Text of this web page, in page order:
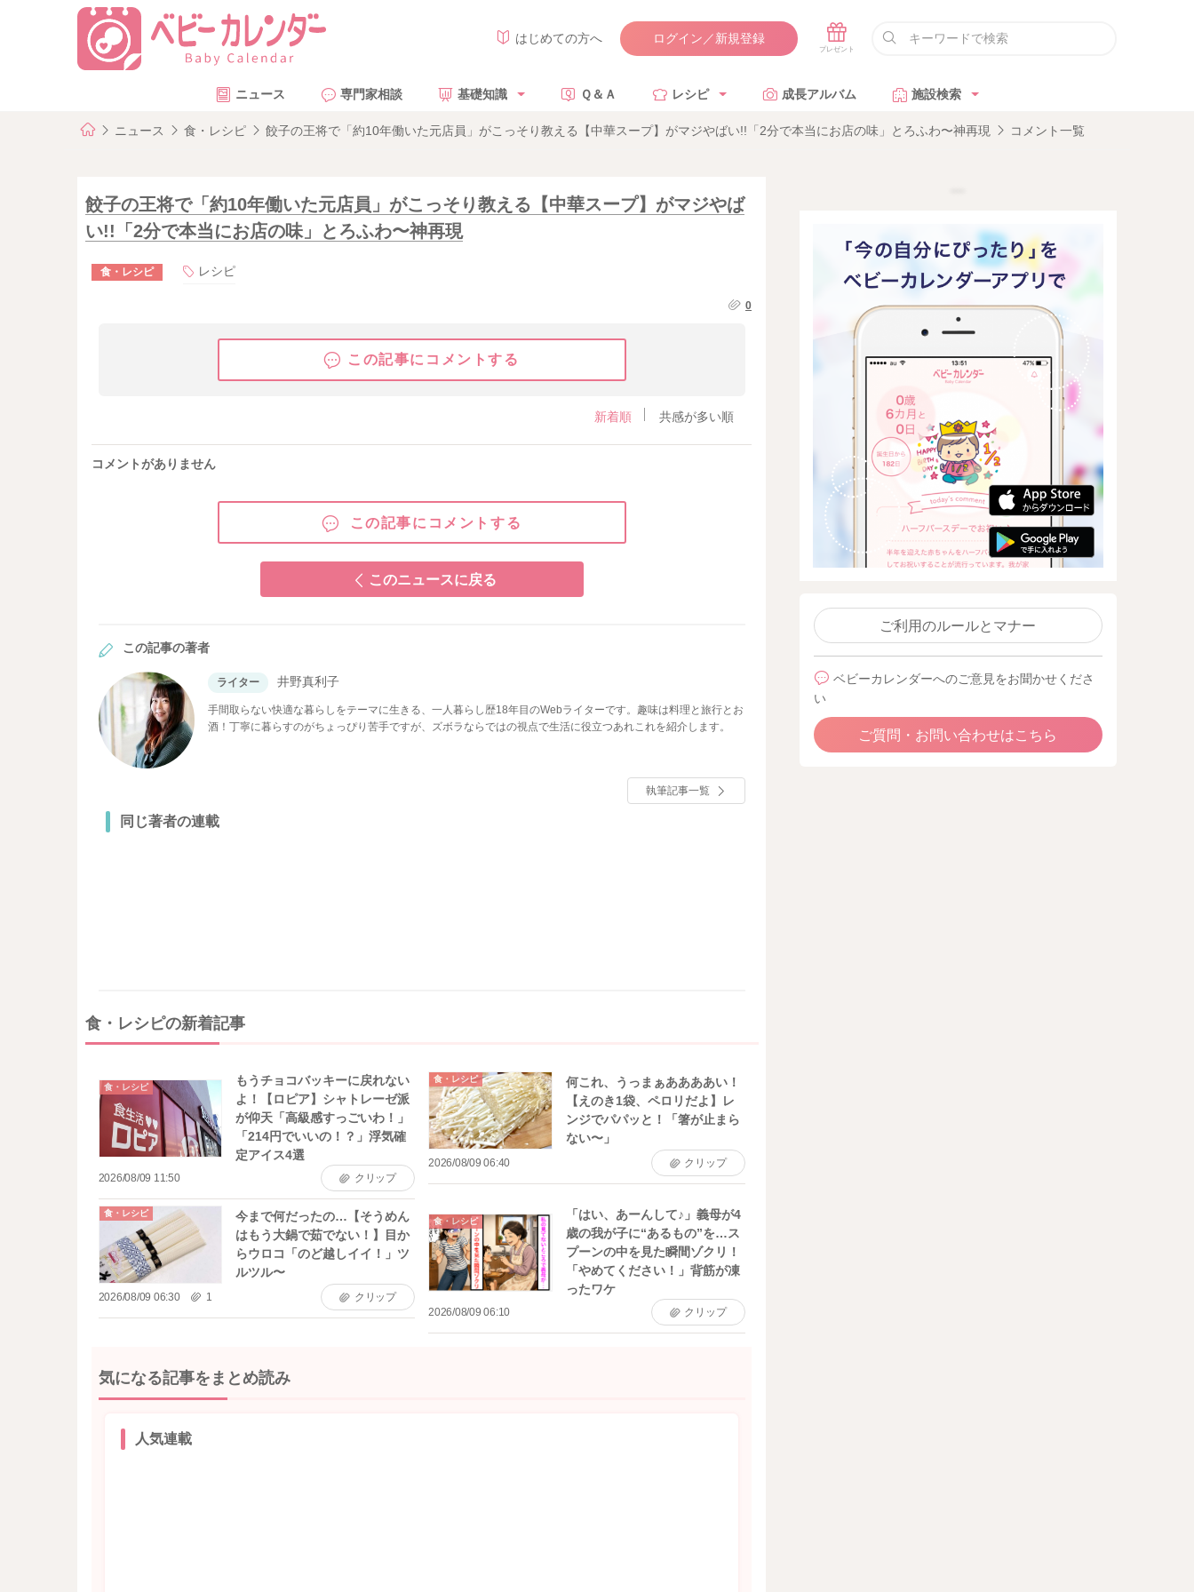
はじめての方へ ログイン／新規登録
ニュース 専門家相談 基礎知識 Ｑ＆Ａ レシピ 成長アルバム 施設検索
ニュース 食・レシピ 餃子の王将で「約10年働いた元店員」がこっそり教える【中華スープ】がマジやばい!!「2分で本当にお店の味」とろふわ〜神再現 コメント一覧
餃子の王将で「約10年働いた元店員」がこっそり教える【中華スープ】がマジやば
い!!「2分で本当にお店の味」とろふわ〜神再現
食・レシピ レシピ
0
この記事にコメントする
新着順 共感が多い順
コメントがありません
この記事にコメントする
このニュースに戻る
この記事の著者
ライター 井野真利子
手間取らない快適な暮らしをテーマに生きる、一人暮らし歴18年目のWebライターです。趣味は料理と旅行とお
酒！丁寧に暮らすのがちょっぴり苦手ですが、ズボラならではの視点で生活に役立つあれこれを紹介します。
執筆記事一覧
同じ著者の連載
食・レシピの新着記事
食・レシピ
もうチョコバッキーに戻れない
よ！【ロピア】シャトレーゼ派
が仰天「高級感すっごいわ！」
「214円でいいの！？」浮気確
定アイス4選
2026/08/09 11:50 クリップ
食・レシピ
何これ、うっまぁああああい！
【えのき1袋、ペロリだよ】レ
ンジでパパッと！「箸が止まら
ない〜」
2026/08/09 06:40 クリップ
食・レシピ
今まで何だったの…【そうめん
はもう大鍋で茹でない！】目か
らウロコ「のど越しイイ！」ツ
ルツル〜
2026/08/09 06:30 1 クリップ
食・レシピ
「はい、あーんして♪」義母が4
歳の我が子に“あるもの”を…ス
プーンの中を見た瞬間ゾクリ！
「やめてください！」背筋が凍
ったワケ
2026/08/09 06:10 クリップ
気になる記事をまとめ読み
人気連載
ご利用のルールとマナー
ベビーカレンダーへのご意見をお聞かせくださ
い
ご質問・お問い合わせはこちら